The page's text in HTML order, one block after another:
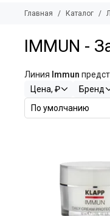
Главная Каталог
IMMUN -
Линия Immun
Цена, ₽
Бренд